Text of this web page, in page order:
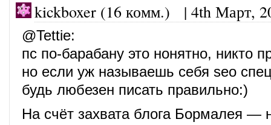
kickboxer (16 комм.) | 4th Март,
@Tettie:
пс по-барабану это нонятно, никто
но если уж называешь себя seo
будь любезен писать правильно:)
На счёт захвата блога Бормалея —